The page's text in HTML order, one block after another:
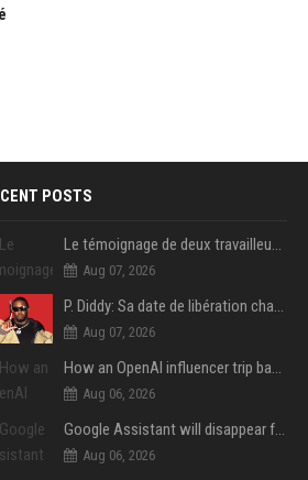
POSTS
Le témoignage de deux travailleuses du sexe sur les dernières heures de Liam Payne a été dévoilé
Aug 07, 2026
P. Diddy: Sa date de libération change encore après une bagarre
Aug 07, 2026
How an OpenAI influencer trip backfired
Aug 06, 2026
Google Assistant will disappear from your phone next month
Aug 06, 2026